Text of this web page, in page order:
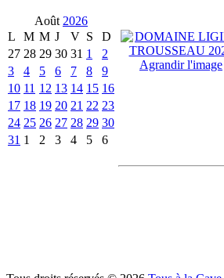
Août 2026
L
M M J V S
D
27 28 29 30 31 1
2
3
4 5 6 7 8
9
10 11 12 13 14 15 16
17 18 19 20 21 22 23
24 25 26 27 28 29 30
31 1 2 3 4 5 6
Agrandir l'image